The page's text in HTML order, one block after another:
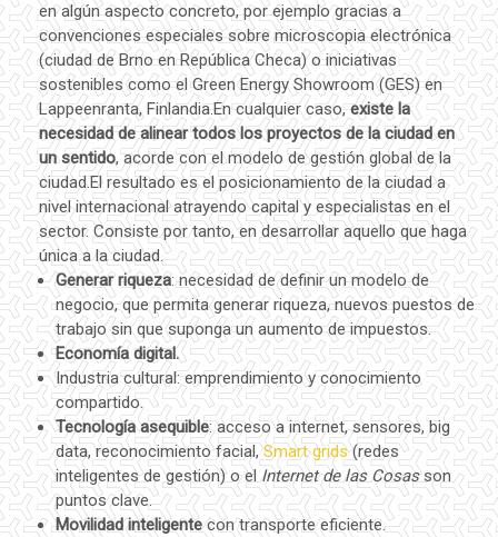
en algún aspecto concreto, por ejemplo gracias a
convenciones especiales sobre microscopia electrónica
(ciudad de Brno en República Checa) o iniciativas
sostenibles como el Green Energy Showroom (GES) en
Lappeenranta, Finlandia.En cualquier caso,existe la
necesidad de alinear todos los proyectos de la ciudad en
un sentido, acorde con el modelo de gestión global de la
ciudad.El resultado es el posicionamiento de la ciudad a
nivel internacional atrayendo capital y especialistas en el
sector. Consiste por tanto, en desarrollar aquello que haga
única a la ciudad.
Generar riqueza: necesidad de definir un modelo de
negocio, que permita generar riqueza, nuevos puestos de
trabajo sin que suponga un aumento de impuestos.
Economía digital.
Industria cultural: emprendimiento y conocimiento
compartido.
Tecnología asequible: acceso a internet, sensores, big
data, reconocimiento facial,Smart grids(redes
inteligentes de gestión) o elInternet de las Cosasson
puntos clave.
Movilidad inteligentecon transporte eficiente.